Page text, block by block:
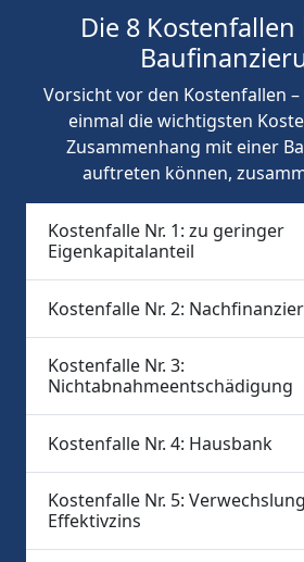
Die 8
Vorsicht vor den Kostenfallen
einmal die wichtigsten
Zusammenhang mit einer
auftreten können,
Kostenfalle Nr. 1: zu geringer
Eigenkapitalanteil
Kostenfalle Nr. 2:
Kostenfalle Nr. 3:
Nichtabnahmeentschädigung
Kostenfalle Nr. 4: Hausbank
Kostenfalle Nr. 5:
Effektivzins